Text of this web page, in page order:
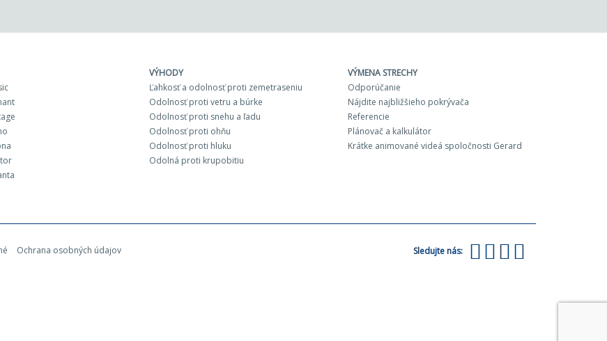
VÝHODY
Ľahkosť a odolnosť proti zemetraseniu
Odolnosť proti vetru a búrke
Odolnosť proti snehu a ľadu
Odolnosť proti ohňu
Odolnosť proti hluku
Odolná proti krupobitiu
VÝMENA STRECHY
Odporúčanie
Nájdite najbližšieho pokrývača
Referencie
Plánovač a kalkulátor
Krátke animované videá spoločnosti Gerard
Ochrana osobných údajov
Sledujte nás: